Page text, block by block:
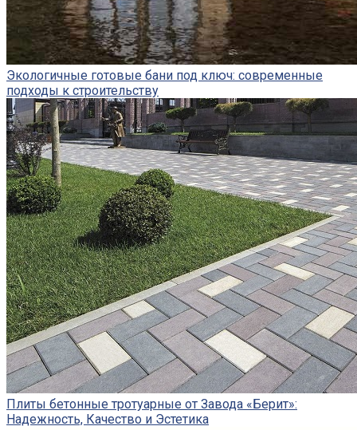
Экологичные готовые бани под ключ: современные
подходы к строительству
Плиты бетонные тротуарные от Завода «Берит»:
Надежность, Качество и Эстетика